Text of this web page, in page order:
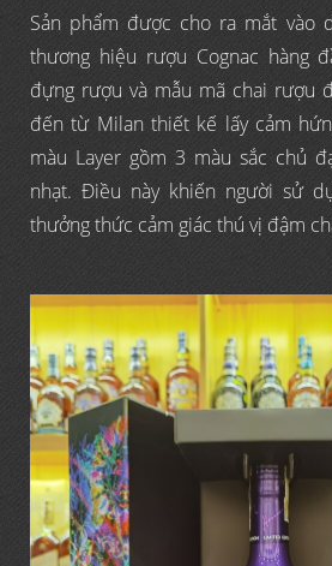
Sản phẩm được cho ra mắt vào
thương hiệu rượu Cognac hàng
đựng rượu và mẫu mã chai rượu
đến từ Milan thiết kế lấy cảm
màu Layer gồm 3 màu sắc chủ
nhạt. Điều này khiến người sử
thưởng thức cảm giác thú vị đậm